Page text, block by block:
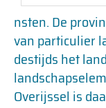
nsten. De
van particulier
destijds het
Overijssel is